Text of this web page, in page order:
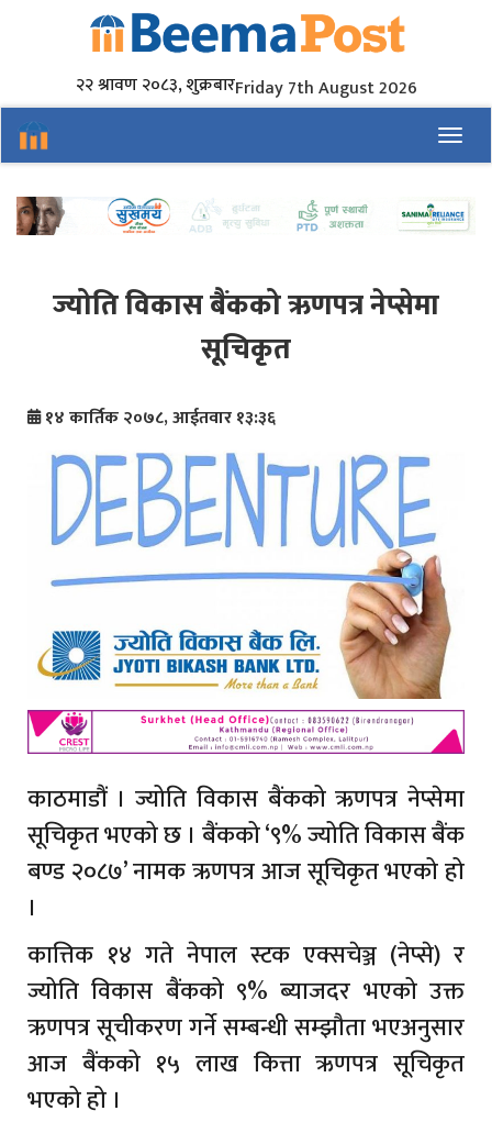
२२ श्रावण २०८३, शुक्रबारFriday 7th August 2026
ज्योति विकास बैंकको ऋणपत्र नेप्सेमा
सूचिकृत
१४ कार्तिक २०७८, आईतवार १३:३६
काठमाडौं । ज्योति विकास बैंकको ऋणपत्र नेप्सेमा
सूचिकृत भएको छ । बैंकको ‘९% ज्योति विकास बैंक
बण्ड २०८७’ नामक ऋणपत्र आज सूचिकृत भएको हो
।
कात्तिक १४ गते नेपाल स्टक एक्सचेञ्ज (नेप्से) र
ज्योति विकास बैंकको ९% ब्याजदर भएको उक्त
ऋणपत्र सूचीकरण गर्ने सम्बन्धी सम्झौता भएअनुसार
आज बैंकको १५ लाख कित्ता ऋणपत्र सूचिकृत
भएको हो ।